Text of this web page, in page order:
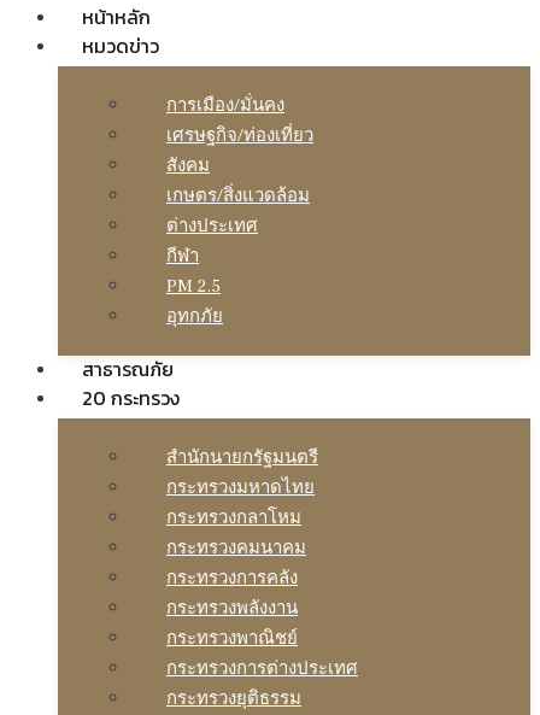
หน้าหลัก
หมวดข่าว
การเมือง/มั่นคง
เศรษฐกิจ/ท่องเที่ยว
สังคม
เกษตร/สิ่งแวดล้อม
ต่างประเทศ
กีฬา
PM 2.5
อุทกภัย
สาธารณภัย
20 กระทรวง
สํานักนายกรัฐมนตรี
กระทรวงมหาดไทย
กระทรวงกลาโหม
กระทรวงคมนาคม
กระทรวงการคลัง
กระทรวงพลังงาน
กระทรวงพาณิชย์
กระทรวงการต่างประเทศ
กระทรวงยุติธรรม